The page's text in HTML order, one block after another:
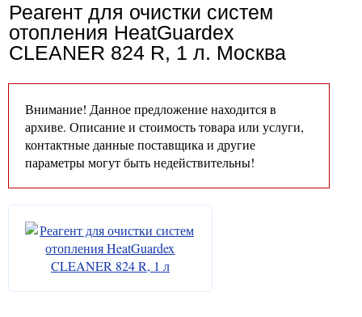
Реагент для очистки систем
отопления HeatGuardex
CLEANER 824 R, 1 л. Москва
Внимание! Данное предложение находится в
архиве. Описание и стоимость товара или услуги,
контактные данные поставщика и другие
параметры могут быть недействительны!